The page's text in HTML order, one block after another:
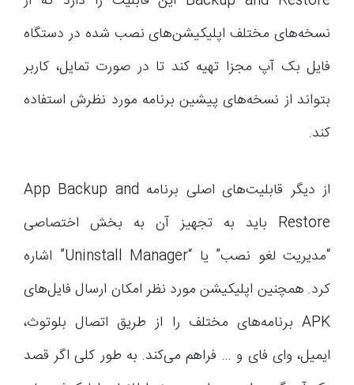
نسخه‌های مختلف اپلیکیشن‌های نصب شده در دستگاه
فایل بک آپ مجزا تهیه کند تا در صورت تمایل، کاربر
بتواند از نسخه‌های پیشین برنامه مورد نظرش استفاده
کند.
از دیگر قابلیت‌های اصلی برنامه App Backup and
Restore باید به تجهیز آن به بخش اختصاصی
“مدیریت لغو نصب” یا “Uninstall Manager” اشاره
کرد. همچنین اپلیکیشن مورد نظر امکان ارسال فایل‌های
APK برنامه‌های مختلف را از طریق اتصال بلوتوث،
ایمیل، وای فای و … فراهم می‌کند. به طور کلی اگر قصد